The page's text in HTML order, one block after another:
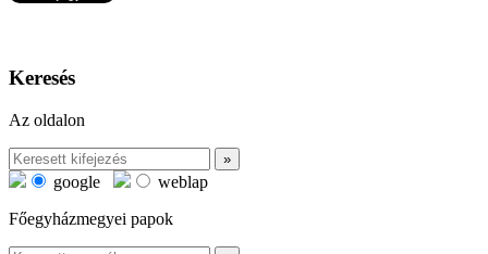
Keresés
Az oldalon
google
weblap
Főegyházmegyei papok